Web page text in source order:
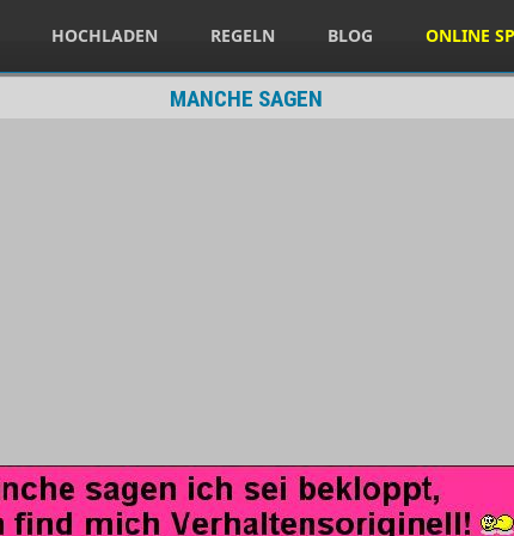
HOCHLADEN REGELN BLOG ONLINE
MANCHE SAGEN